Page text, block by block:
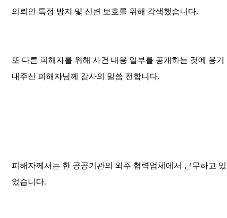
의뢰인 특정 방지 및 신변 보호를 위해 각색했습니다.
또 다른 피해자를 위해 사건 내용 일부를 공개하는 것에 용기
내주신 피해자님께 감사의 말씀 전합니다.
피해자께서는 한 공공기관의 외주 협력업체에서 근무하고 있
었습니다.